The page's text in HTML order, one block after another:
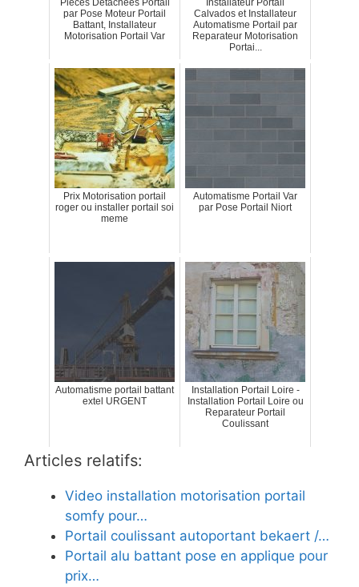
Pieces Detachees Portail
par Pose Moteur Portail
Battant, Installateur
Motorisation Portail Var
Installateur Portail
Calvados et Installateur
Automatisme Portail par
Reparateur Motorisation
Portai...
Prix Motorisation portail
roger ou installer portail soi
meme
Automatisme Portail Var
par Pose Portail Niort
Automatisme portail battant
extel URGENT
Installation Portail Loire -
Installation Portail Loire ou
Reparateur Portail
Coulissant
Articles relatifs:
Video installation motorisation portail
somfy pour…
Portail coulissant autoportant bekaert /…
Portail alu battant pose en applique pour
prix…